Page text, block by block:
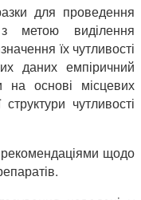
для проведення
з метою виділення
їх чутливості
даних емпіричний
на основі місцевих
чутливості
щодо